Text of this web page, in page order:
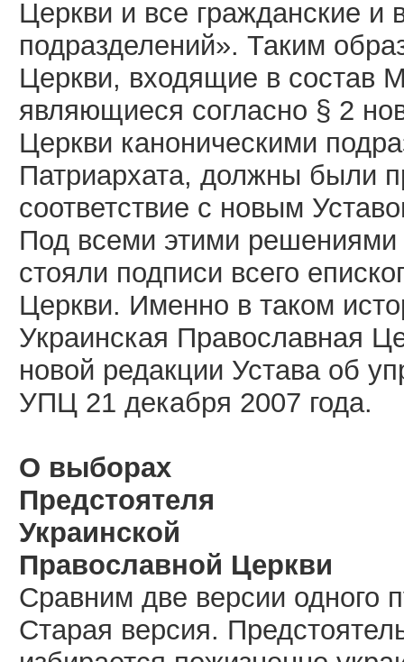
Церкви и все гражданские и
подразделений». Таким
Церкви, входящие в состав
являющиеся согласно § 2
Церкви каноническими
Патриархата, должны были
соответствие с новым
Под всеми этими решениями
стояли подписи всего
Церкви. Именно в таком
Украинская Православная
новой редакции Устава об
УПЦ 21 декабря 2007 года.
О выборах
Предстоятеля
Украинской
Православной Церкви
Сравним две версии одного
Старая версия.